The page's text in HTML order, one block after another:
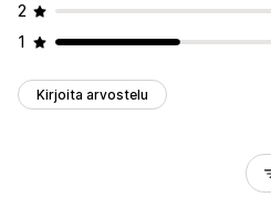
2
1
Kirjoita arvostelu